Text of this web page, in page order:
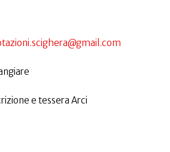
e tessera Arci